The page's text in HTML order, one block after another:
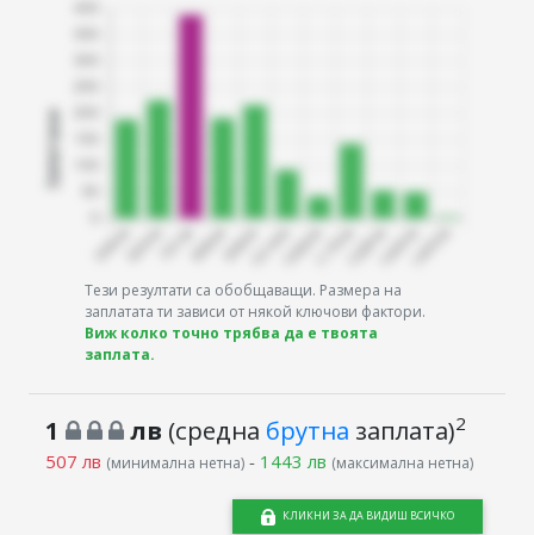
Тези резултати са обобщаващи. Размера на
заплатата ти зависи от някой ключови фактори.
Виж колко точно трябва да е твоята
заплата.
1 лв (средна брутна заплата)2
507 лв (минимална нетна)- 1443 лв (максимална нетна)
КЛИКНИ ЗА ДА ВИДИШ ВСИЧКО